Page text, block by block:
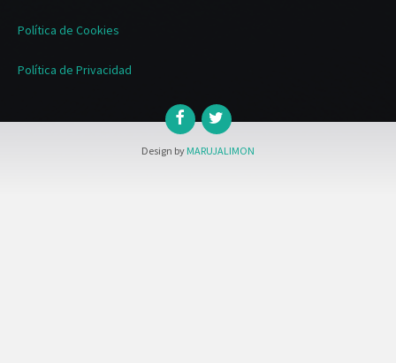
Política de Cookies
Política de Privacidad
Design by MARUJALIMON